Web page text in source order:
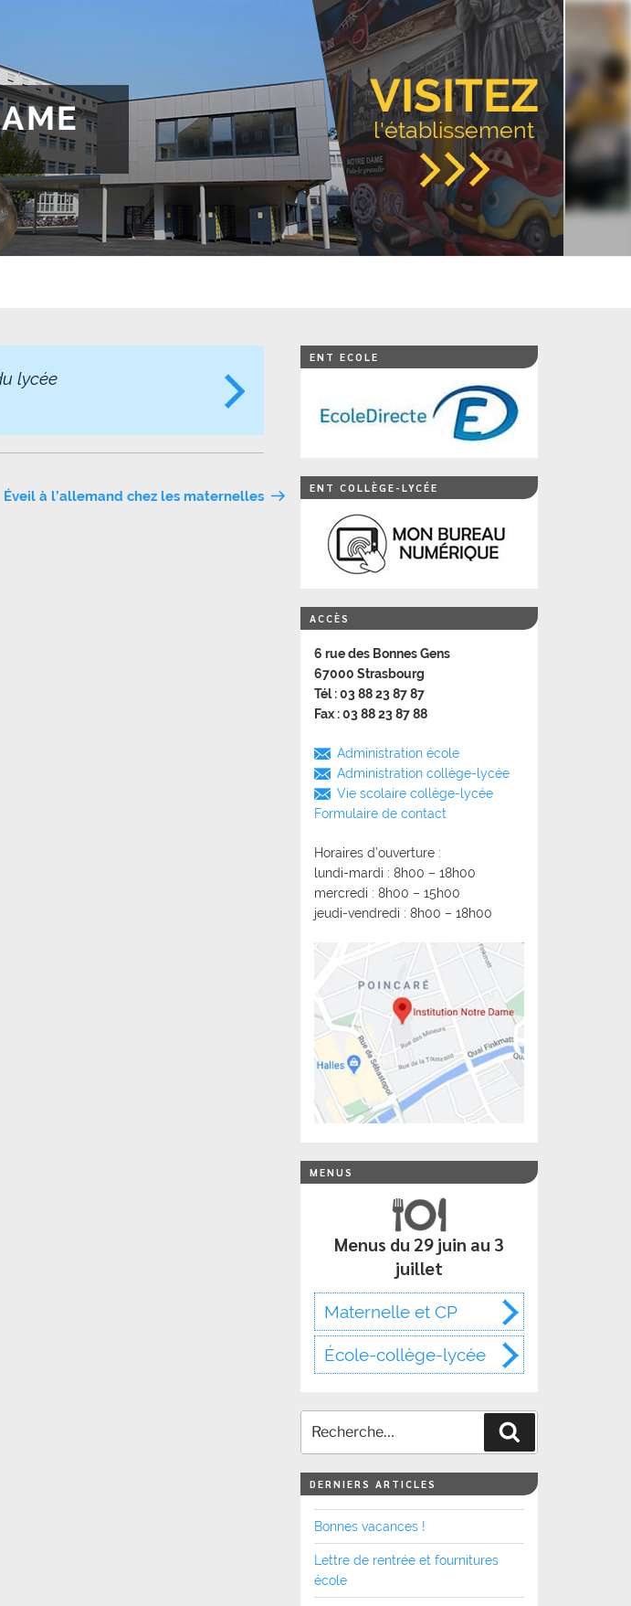
VISITEZ
l'établissement
lycée
Éveil à l’allemand chez les maternelles
ENT ECOLE
ENT COLLÈGE-LYCÉE
ACCÈS
6 rue des Bonnes Gens
67000 Strasbourg
Tél : 03 88 23 87 87
Fax : 03 88 23 87 88
Administration école
Administration collège-lycée
Vie scolaire collège-lycée
Formulaire de contact
Horaires d’ouverture :
lundi-mardi : 8h00 – 18h00
mercredi : 8h00 – 15h00
jeudi-vendredi : 8h00 – 18h00
MENUS
Menus du 29 juin au 3
juillet
Maternelle et CP
École-collège-lycée
DERNIERS ARTICLES
Bonnes vacances !
Lettre de rentrée et fournitures
école